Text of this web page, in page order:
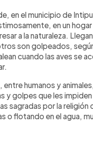
en el municipio de
en un
a la naturaleza.
son golpeados,
cuando las aves se
humanos y
y golpes que les
sagradas por la religión
o flotando en el agua,